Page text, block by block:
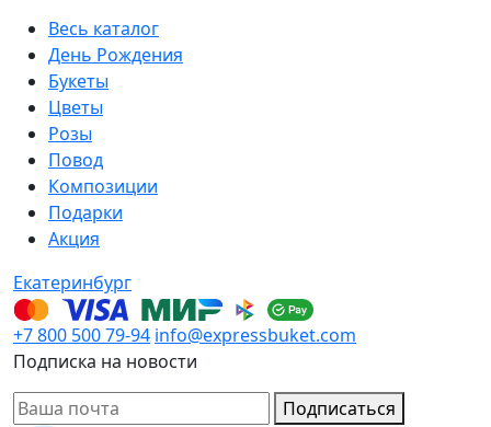
Весь каталог
День Рождения
Букеты
Цветы
Розы
Повод
Композиции
Подарки
Акция
Екатеринбург
+7 800 500 79-94 info@expressbuket.com
Подписка на новости
Подписаться